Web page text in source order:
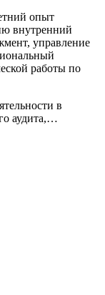
опыт
внутренний
управление
работы по
в
аудита,…